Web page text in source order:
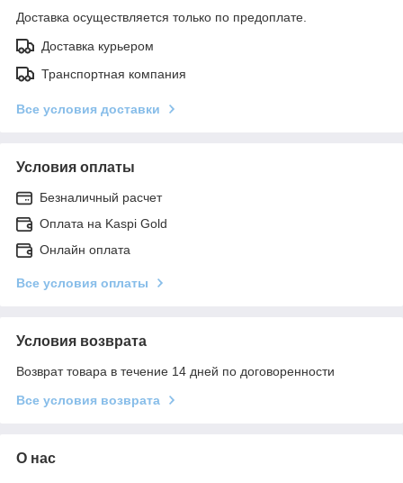
Доставка осуществляется только по предоплате.
Доставка курьером
Транспортная компания
Все условия доставки
Условия оплаты
Безналичный расчет
Оплата на Kaspi Gold
Онлайн оплата
Все условия оплаты
Условия возврата
Возврат товара в течение 14 дней по договоренности
Все условия возврата
О нас